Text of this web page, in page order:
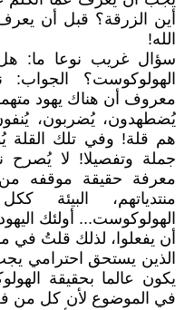
أين الزرقة؟ قبل أن
الله!
سؤال غريب نوعا ما: هل
الهولوكوست؟
معروف أن هناك يهود
يُضطهدون، يُضربون، يُنفون
هم قلة! وفي تلك
جملة وتفصيلا! لا
معرفة حقيقة موقفه من
منتدياتهم،
الهولوكوست... أولئك
أن يفعلوا، لذلك قلتُ في
الذين يستحق احترامي
يكون عالما بحقيقة
في الموضوع لأن كل من